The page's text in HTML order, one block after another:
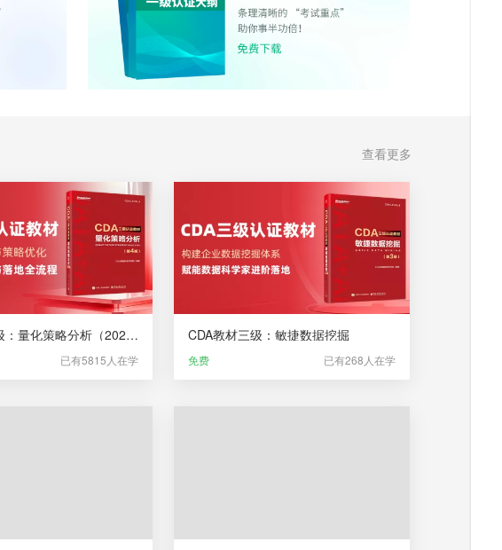
查看更多
CDA教材二级：量化策略分析（2025）
已有5815人在学
CDA教材三级：敏捷数据挖掘
免费 已有268人在学